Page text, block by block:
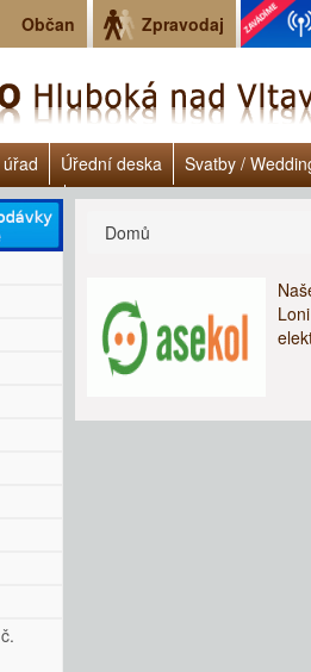
Občan Zpravodaj
Úřední deska
Svatby /
Dluhové poradenství - Clověk
Jste zde
Domů